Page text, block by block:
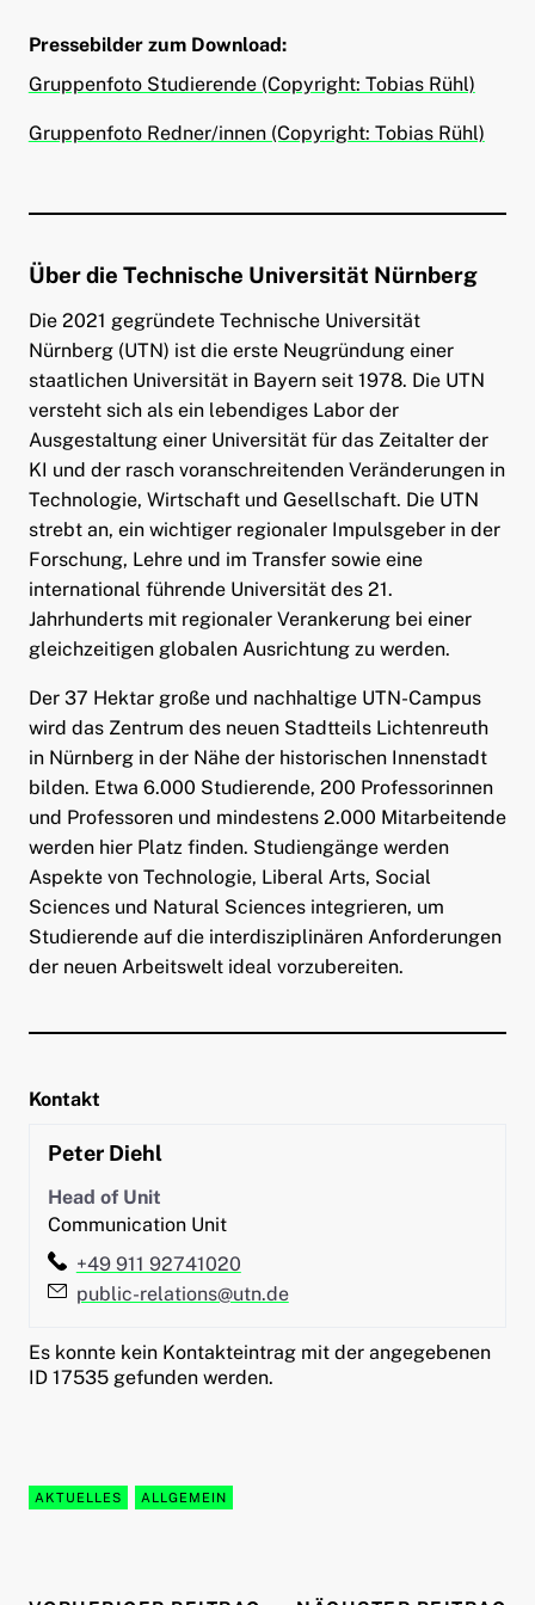
Pressebilder zum Download:
Gruppenfoto Studierende (Copyright: Tobias Rühl)
Gruppenfoto Redner/innen (Copyright: Tobias Rühl)
Über die Technische Universität Nürnberg
Die 2021 gegründete Technische Universität
Nürnberg (UTN) ist die erste Neugründung einer
staatlichen Universität in Bayern seit 1978. Die UTN
versteht sich als ein lebendiges Labor der
Ausgestaltung einer Universität für das Zeitalter der
KI und der rasch voranschreitenden Veränderungen in
Technologie, Wirtschaft und Gesellschaft. Die UTN
strebt an, ein wichtiger regionaler Impulsgeber in der
Forschung, Lehre und im Transfer sowie eine
international führende Universität des 21.
Jahrhunderts mit regionaler Verankerung bei einer
gleichzeitigen globalen Ausrichtung zu werden.
Der 37 Hektar große und nachhaltige UTN-Campus
wird das Zentrum des neuen Stadtteils Lichtenreuth
in Nürnberg in der Nähe der historischen Innenstadt
bilden. Etwa 6.000 Studierende, 200 Professorinnen
und Professoren und mindestens 2.000 Mitarbeitende
werden hier Platz finden. Studiengänge werden
Aspekte von Technologie, Liberal Arts, Social
Sciences und Natural Sciences integrieren, um
Studierende auf die interdisziplinären Anforderungen
der neuen Arbeitswelt ideal vorzubereiten.
Kontakt
Peter Diehl
Head of Unit
Communication Unit
Telefon:
+49 911 92741020
E-Mail:public-relations@utn.de
Es konnte kein Kontakteintrag mit der angegebenen
ID 17535 gefunden werden.
AKTUELLES ALLGEMEIN